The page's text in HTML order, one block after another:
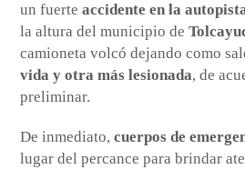
un fuerteaccidente en la
la altura del municipio de
camioneta volcó dejando como
vida y otra más lesionada, de
preliminar.
De inmediato,cuerpos de
lugar del percance para brindar